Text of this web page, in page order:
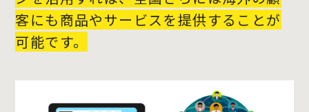
客にも商品やサービスを提供することが
可能です。